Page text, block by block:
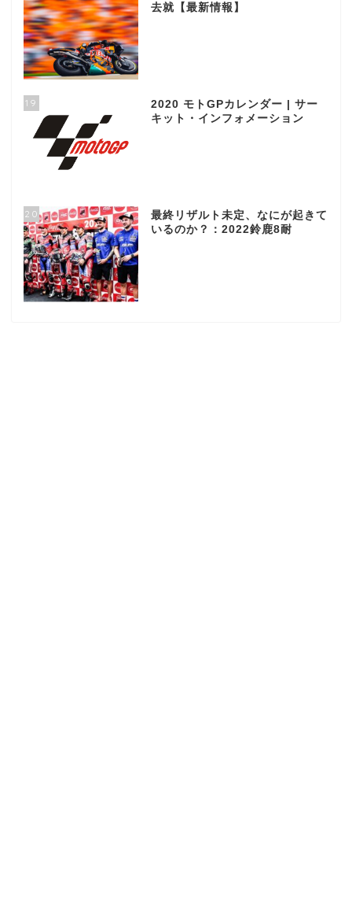
去就【最新情報】
19
2020 モトGPカレンダー | サー
キット・インフォメーション
20
最終リザルト未定、なにが起きて
いるのか？：2022鈴鹿8耐